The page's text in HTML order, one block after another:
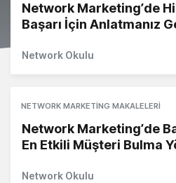
Network Marketing’de
Başarı İçin Anlatmanız
Network Okulu
NETWORK MARKETING MAKALELERI
Network Marketing’de
En Etkili Müşteri Bulma
Network Okulu